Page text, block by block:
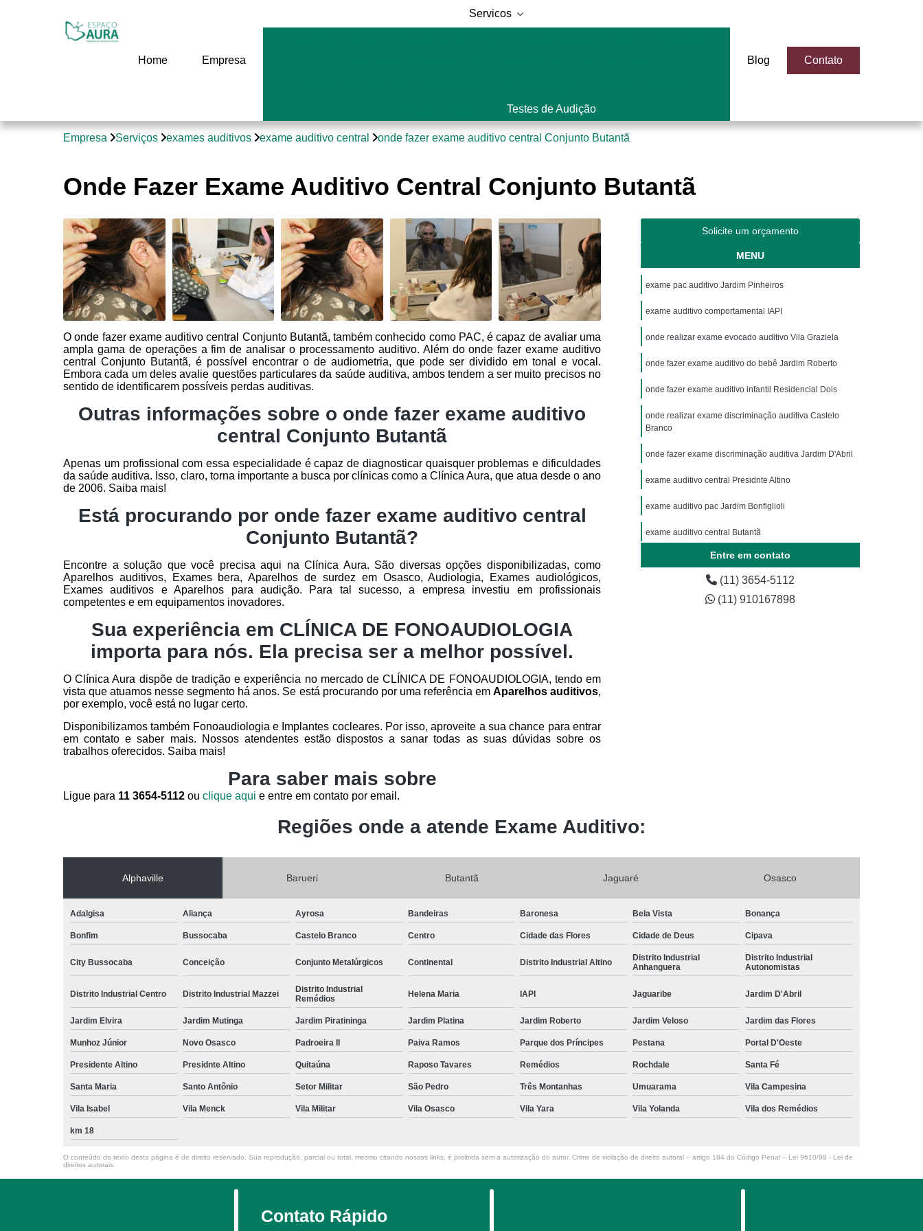
Home Empresa
Servicos
Testes de Audição
Blog Contato
Empresa Serviços exames auditivos exame auditivo central onde fazer exame auditivo central Conjunto Butantã
Onde Fazer Exame Auditivo Central Conjunto Butantã
O onde fazer exame auditivo central Conjunto Butantã, também conhecido como PAC, é capaz de avaliar uma
ampla gama de operações a fim de analisar o processamento auditivo. Além do onde fazer exame auditivo
central Conjunto Butantã, é possível encontrar o de audiometria, que pode ser dividido em tonal e vocal.
Embora cada um deles avalie questões particulares da saúde auditiva, ambos tendem a ser muito precisos no
sentido de identificarem possíveis perdas auditivas.
Outras informações sobre o onde fazer exame auditivo
central Conjunto Butantã
Apenas um profissional com essa especialidade é capaz de diagnosticar quaisquer problemas e dificuldades
da saúde auditiva. Isso, claro, torna importante a busca por clínicas como a Clínica Aura, que atua desde o ano
de 2006. Saiba mais!
Está procurando por onde fazer exame auditivo central
Conjunto Butantã?
Encontre a solução que você precisa aqui na Clínica Aura. São diversas opções disponibilizadas, como
Aparelhos auditivos, Exames bera, Aparelhos de surdez em Osasco, Audiologia, Exames audiológicos,
Exames auditivos e Aparelhos para audição. Para tal sucesso, a empresa investiu em profissionais
competentes e em equipamentos inovadores.
Sua experiência em CLÍNICA DE FONOAUDIOLOGIA
importa para nós. Ela precisa ser a melhor possível.
O Clínica Aura dispõe de tradição e experiência no mercado de CLÍNICA DE FONOAUDIOLOGIA, tendo em
vista que atuamos nesse segmento há anos. Se está procurando por uma referência em Aparelhos auditivos,
por exemplo, você está no lugar certo.
Disponibilizamos também Fonoaudiologia e Implantes cocleares. Por isso, aproveite a sua chance para entrar
em contato e saber mais. Nossos atendentes estão dispostos a sanar todas as suas dúvidas sobre os
trabalhos oferecidos. Saiba mais!
Para saber mais sobre
Ligue para 11 3654-5112 ou clique aqui e entre em contato por email.
Solicite um orçamento
MENU
exame pac auditivo Jardim Pinheiros
exame auditivo comportamental IAPI
onde realizar exame evocado auditivo Vila Graziela
onde fazer exame auditivo do bebê Jardim Roberto
onde fazer exame auditivo infantil Residencial Dois
onde realizar exame discriminação auditiva Castelo
Branco
onde fazer exame discriminação auditiva Jardim D'Abril
exame auditivo central Presidnte Altino
exame auditivo pac Jardim Bonfiglioli
exame auditivo central Butantã
Entre em contato
(11) 3654-5112
(11) 910167898
Regiões onde a atende Exame Auditivo:
Alphaville Barueri Butantã Jaguaré Osasco
Adalgisa Aliança Ayrosa Bandeiras Baronesa Bela Vista Bonança
Bonfim Bussocaba Castelo Branco Centro Cidade das Flores Cidade de Deus Cipava
City Bussocaba Conceição Conjunto Metalúrgicos Continental Distrito Industrial Altino
Distrito Industrial
Anhanguera
Distrito Industrial
Autonomistas
Distrito Industrial Centro Distrito Industrial Mazzei
Distrito Industrial
Remédios
Helena Maria IAPI Jaguaribe Jardim D'Abril
Jardim Elvira Jardim Mutinga Jardim Piratininga Jardim Platina Jardim Roberto Jardim Veloso Jardim das Flores
Munhoz Júnior Novo Osasco Padroeira II Paiva Ramos Parque dos Príncipes Pestana Portal D'Oeste
Presidente Altino Presidnte Altino Quitaúna Raposo Tavares Remédios Rochdale Santa Fé
Santa Maria Santo Antônio Setor Militar São Pedro Três Montanhas Umuarama Vila Campesina
Vila Isabel Vila Menck Vila Militar Vila Osasco Vila Yara Vila Yolanda Vila dos Remédios
km 18
O conteúdo do texto desta página é de direito reservado. Sua reprodução, parcial ou total, mesmo citando nossos links, é proibida sem a autorização do autor. Crime de violação de direito autoral – artigo 184 do Código Penal – Lei 9610/98 - Lei de
direitos autorais
Contato Rápido